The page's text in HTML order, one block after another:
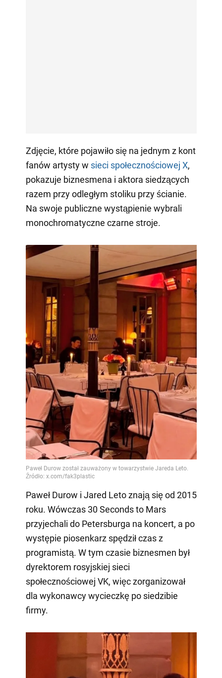
Zdjęcie, które pojawiło się na jednym z kont
fanów artysty w sieci społecznościowej X,
pokazuje biznesmena i aktora siedzących
razem przy odległym stoliku przy ścianie.
Na swoje publiczne wystąpienie wybrali
monochromatyczne czarne stroje.
Paweł Durow i Jared Leto znają się od 2015
roku. Wówczas 30 Seconds to Mars
przyjechali do Petersburga na koncert, a po
występie piosenkarz spędził czas z
programistą. W tym czasie biznesmen był
dyrektorem rosyjskiej sieci
społecznościowej VK, więc zorganizował
dla wykonawcy wycieczkę po siedzibie
firmy.